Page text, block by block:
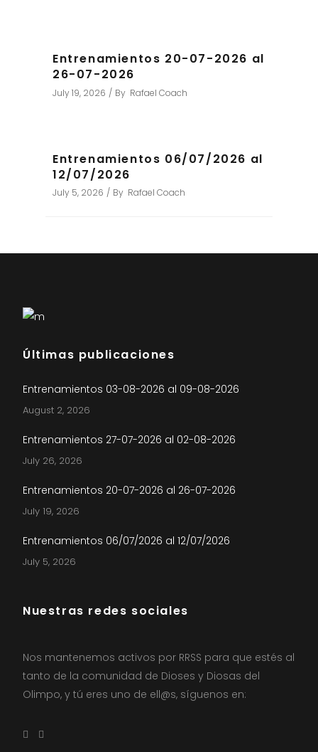
Entrenamientos 20-07-2026 al
26-07-2026
July 19, 2026 By Rafael Coach
Entrenamientos 06/07/2026 al
12/07/2026
July 5, 2026 By Rafael Coach
Últimas publicaciones
Entrenamientos 03-08-2026 al 09-08-2026
August 2, 2026
Entrenamientos 27-07-2026 al 02-08-2026
July 26, 2026
Entrenamientos 20-07-2026 al 26-07-2026
July 19, 2026
Entrenamientos 06/07/2026 al 12/07/2026
July 5, 2026
Nuestras redes sociales
Nos mantenemos activos por RRSS para que estés al
tanto de la comunidad de Dioses y Diosas del
Olimpo, y tú eres uno de ell@s, síguenos en: